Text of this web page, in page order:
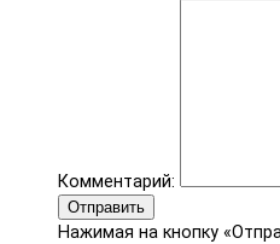
Комментарий:
Отправить
Нажимая на кнопку